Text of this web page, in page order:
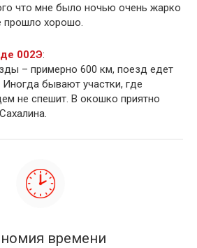
что мне было ночью очень жарко
прошло хорошо.
002Э:
– примерно 600 км, поезд едет
бывают участки, где
не спешит. В окошко приятно
времени